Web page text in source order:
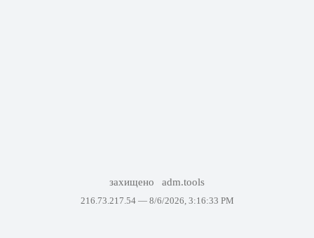
захищено adm.tools
216.73.217.54 — 8/6/2026, 3:16:33 PM